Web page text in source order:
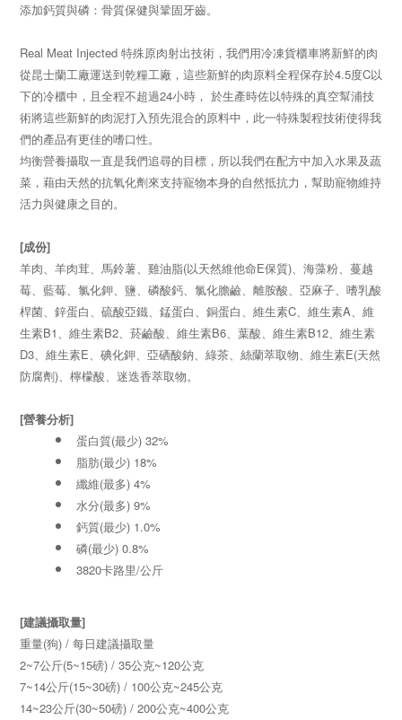
添加鈣質與磷：骨質保健與鞏固牙齒。
Real Meat Injected 特殊原肉射出技術，我們用冷凍貨櫃車將新鮮的肉
從昆士蘭工廠運送到乾糧工廠，這些新鮮的肉原料全程保存於4.5度C以
下的冷櫃中，且全程不超過24小時， 於生產時佐以特殊的真空幫浦技
術將這些新鮮的肉泥打入預先混合的原料中，此一特殊製程技術使得我
們的產品有更佳的嗜口性。
均衡營養攝取一直是我們追尋的目標，所以我們在配方中加入水果及蔬
菜，藉由天然的抗氧化劑來支持寵物本身的自然抵抗力，幫助寵物維持
活力與健康之目的。
[成份]
羊肉、羊肉茸、馬鈴薯、雞油脂(以天然維他命E保質)、海藻粉、蔓越
莓、藍莓、氯化鉀、鹽、磷酸鈣、氯化膽鹼、離胺酸、亞麻子、嗜乳酸
桿菌、鋅蛋白、硫酸亞鐵、錳蛋白、銅蛋白、維生素C、維生素A、維
生素B1、維生素B2、菸鹼酸、維生素B6、葉酸、維生素B12、維生素
D3、維生素E、碘化鉀、亞硒酸鈉、綠茶、絲蘭萃取物、維生素E(天然
防腐劑)、檸檬酸、迷迭香萃取物。
[營養分析]
蛋白質(最少) 32%
脂肪(最少) 18%
纖維(最多) 4%
水分(最多) 9%
鈣質(最少) 1.0%
磷(最少) 0.8%
3820卡路里/公斤
[建議攝取量]
重量(狗) / 每日建議攝取量
2~7公斤(5~15磅) / 35公克~120公克
7~14公斤(15~30磅) / 100公克~245公克
14~23公斤(30~50磅) / 200公克~400公克